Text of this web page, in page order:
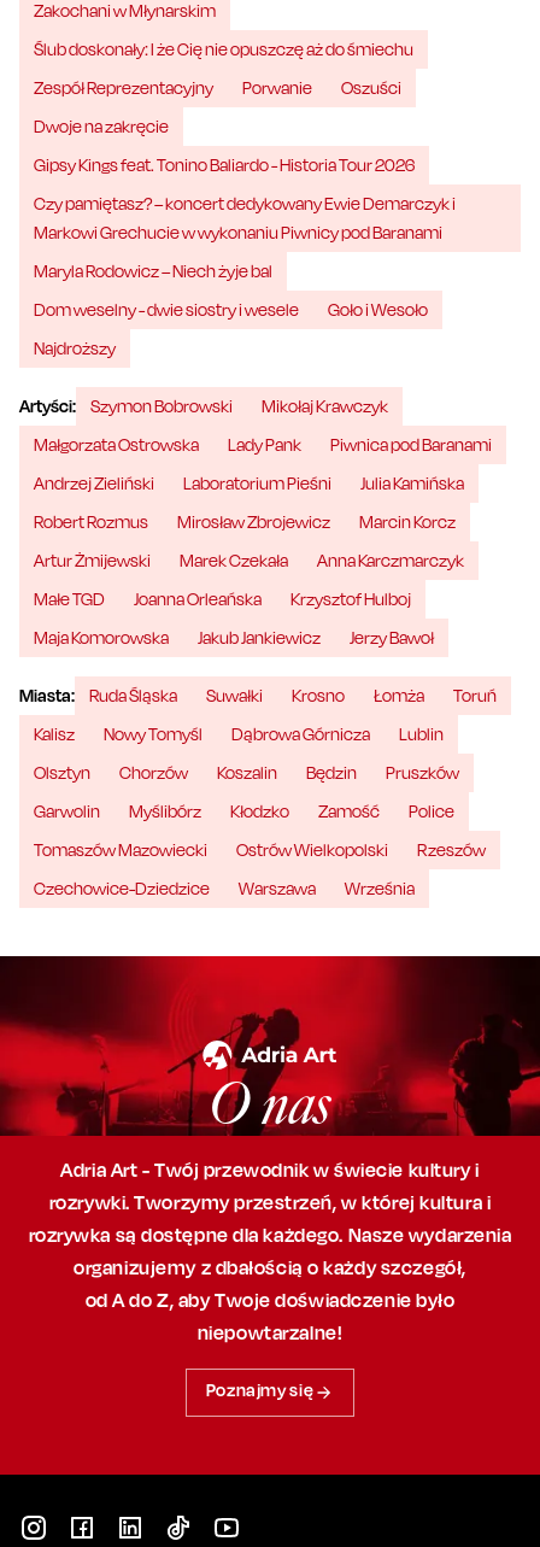
Zakochani w Młynarskim
Ślub doskonały: I że Cię nie opuszczę aż do śmiechu
Zespół Reprezentacyjny
Porwanie
Oszuści
Dwoje na zakręcie
Gipsy Kings feat. Tonino Baliardo - Historia Tour 2026
Czy pamiętasz? – koncert dedykowany Ewie Demarczyk i
Markowi Grechucie w wykonaniu Piwnicy pod Baranami
Maryla Rodowicz – Niech żyje bal
Dom weselny - dwie siostry i wesele
Goło i Wesoło
Najdroższy
Artyści: Szymon Bobrowski
Mikołaj Krawczyk
Małgorzata Ostrowska
Lady Pank
Piwnica pod Baranami
Andrzej Zieliński
Laboratorium Pieśni
Julia Kamińska
Robert Rozmus
Mirosław Zbrojewicz
Marcin Korcz
Artur Żmijewski
Marek Czekała
Anna Karczmarczyk
Małe TGD
Joanna Orleańska
Krzysztof Hulboj
Maja Komorowska
Jakub Jankiewicz Jerzy Bawoł
Miasta: Ruda Śląska Suwałki Krosno Łomża
Toruń
Kalisz
Nowy Tomyśl Dąbrowa Górnicza
Lublin
Olsztyn
Chorzów Koszalin Będzin
Pruszków
Garwolin
Myślibórz Kłodzko Zamość
Police
Tomaszów Mazowiecki
Ostrów Wielkopolski
Rzeszów
Czechowice-Dziedzice
Warszawa Września
O nas
Adria Art - Twój przewodnik w świecie kultury i
rozrywki. Tworzymy przestrzeń,w której kultura i
rozrywka są dostępne dla każdego. Nasze wydarzenia
organizujemy z dbałością o każdy szczegół,
od A do Z, abyTwoje doświadczenie było
niepowtarzalne!
Poznajmy się